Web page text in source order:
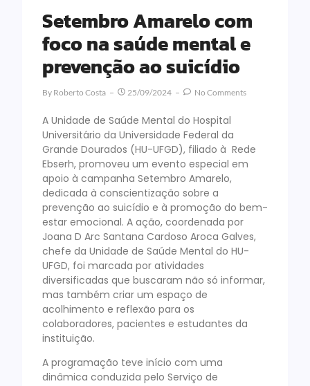
Setembro Amarelo com
foco na saúde mental e
prevenção ao suicídio
By Roberto Costa 25/09/2024 No Comments
A Unidade de Saúde Mental do Hospital
Universitário da Universidade Federal da
Grande Dourados (HU-UFGD), filiado à Rede
Ebserh, promoveu um evento especial em
apoio à campanha Setembro Amarelo,
dedicada à conscientização sobre a
prevenção ao suicídio e à promoção do bem-
estar emocional. A ação, coordenada por
Joana D Arc Santana Cardoso Aroca Galves,
chefe da Unidade de Saúde Mental do HU-
UFGD, foi marcada por atividades
diversificadas que buscaram não só informar,
mas também criar um espaço de
acolhimento e reflexão para os
colaboradores, pacientes e estudantes da
instituição.
A programação teve início com uma
dinâmica conduzida pelo Serviço de